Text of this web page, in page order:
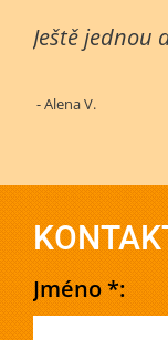
Ještě jednou
- Alena V.
Jméno *: